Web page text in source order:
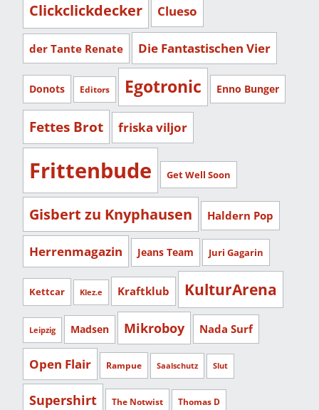
Clickclickdecker Clueso
der Tante Renate Die Fantastischen Vier
Donots Editors Egotronic Enno Bunger
Fettes Brot friska viljor
Frittenbude Get Well Soon
Gisbert zu Knyphausen Haldern Pop
Herrenmagazin Jeans Team Juri Gagarin
Kettcar Klez.e Kraftklub KulturArena
Leipzig Madsen Mikroboy Nada Surf
Open Flair Rampue Saalschutz Slut
Supershirt The Notwist Thomas D